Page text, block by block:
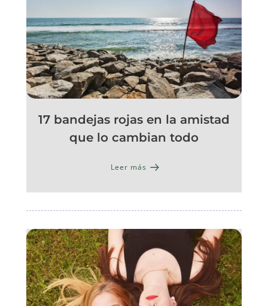
17 bandejas rojas en la amistad
que lo cambian todo
Leer más